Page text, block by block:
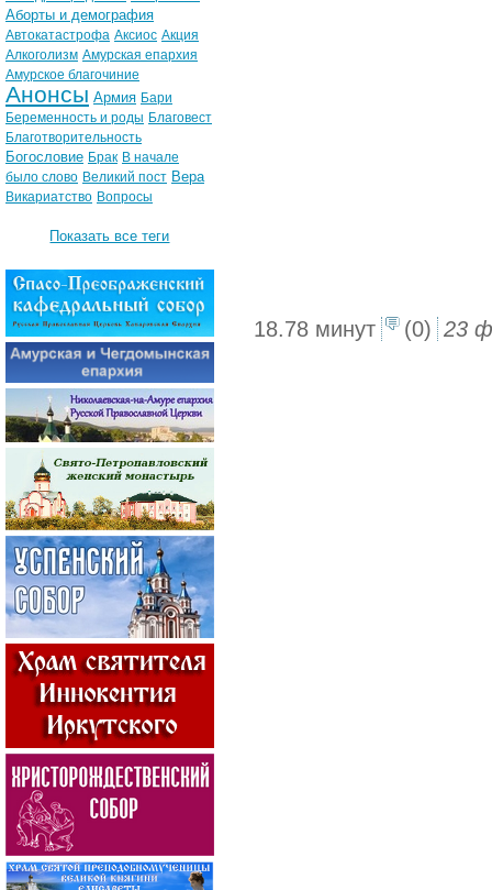
18.78 минут (0) 23
Аборты и демография
Автокатастрофа Аксиос Акция
Алкоголизм Амурская епархия
Амурское благочиние
Анонсы Армия Бари
Беременность и роды Благовест
Благотворительность
Богословие Брак В начале
было слово Великий пост Вера
Викариатство Вопросы
Показать все теги